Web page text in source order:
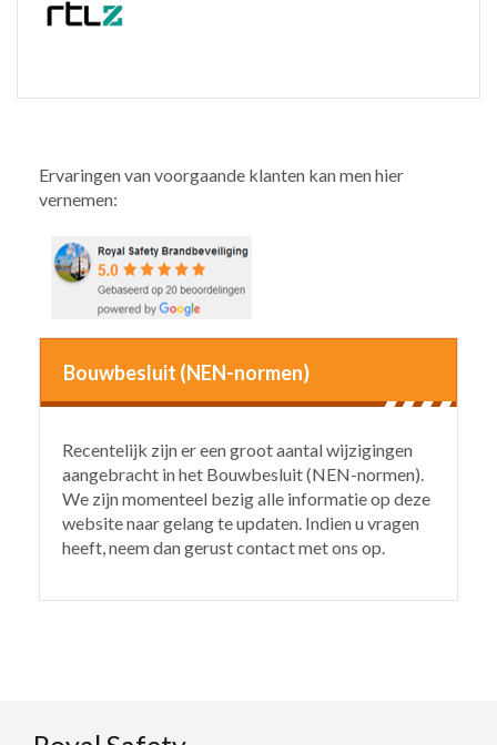
Ervaringen van voorgaande klanten kan men hier
vernemen:
Bouwbesluit (NEN-normen)
Recentelijk zijn er een groot aantal wijzigingen
aangebracht in het Bouwbesluit (NEN-normen).
We zijn momenteel bezig alle informatie op deze
website naar gelang te updaten. Indien u vragen
heeft, neem dan gerust contact met ons op.